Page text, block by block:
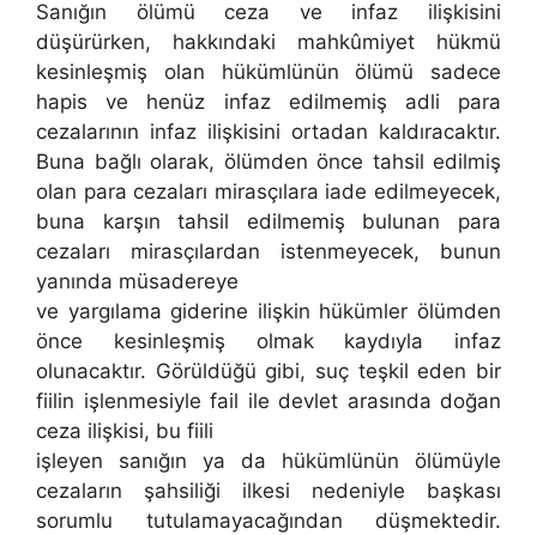
Sanığın ölümü ceza ve infaz ilişkisini
düşürürken, hakkındaki mahkûmiyet hükmü
kesinleşmiş olan hükümlünün ölümü sadece
hapis ve henüz infaz edilmemiş adli para
cezalarının infaz ilişkisini ortadan kaldıracaktır.
Buna bağlı olarak, ölümden önce tahsil edilmiş
olan para cezaları mirasçılara iade edilmeyecek,
buna karşın tahsil edilmemiş bulunan para
cezaları mirasçılardan istenmeyecek, bunun
yanında müsadereye
ve yargılama giderine ilişkin hükümler ölümden
önce kesinleşmiş olmak kaydıyla infaz
olunacaktır. Görüldüğü gibi, suç teşkil eden bir
fiilin işlenmesiyle fail ile devlet arasında doğan
ceza ilişkisi, bu fiili
işleyen sanığın ya da hükümlünün ölümüyle
cezaların şahsiliği ilkesi nedeniyle başkası
sorumlu tutulamayacağından düşmektedir.